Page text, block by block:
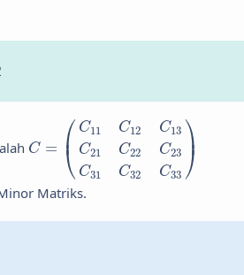
33 )
C = ⎛
⎜⎝
C11 C12 C13
C21 C22 C23
C31 C32 C33
⎞⎟
⎠
11 C12 13 21C22C
Matriks.